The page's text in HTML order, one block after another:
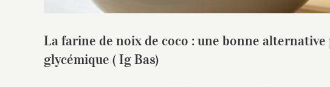
La farine de noix de coco : une bonne
glycémique ( Ig Bas)